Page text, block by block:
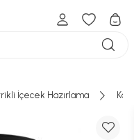
İçecek Hazırlama